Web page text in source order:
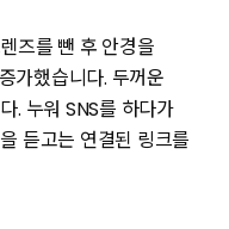
즈를 뺀 후 안경을
가했습니다. 두꺼운
. 누워 SNS를 하다가
듣고는 연결된 링크를